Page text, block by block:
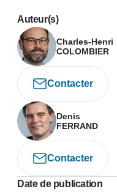
Auteur(s)
Charles-Henri
COLOMBIER
Contacter
Denis
FERRAND
Contacter
Date de publication